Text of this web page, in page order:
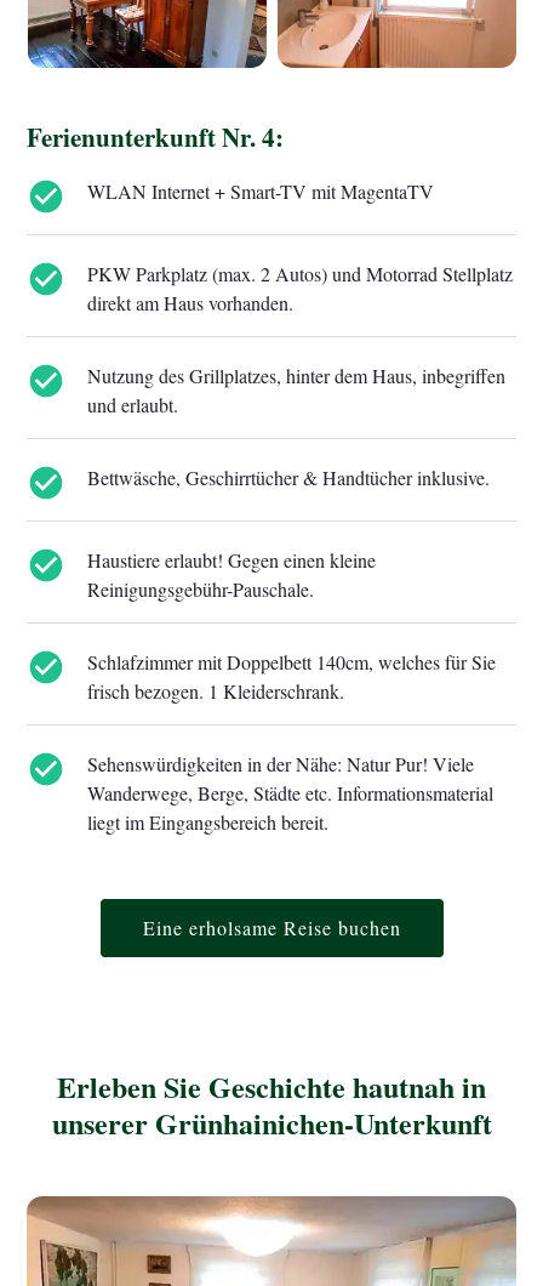
Ferienunterkunft Nr. 4:
WLAN Internet + Smart-TV mit MagentaTV
PKW Parkplatz (max. 2 Autos) und Motorrad Stellplatz
direkt am Haus vorhanden.
Nutzung des Grillplatzes, hinter dem Haus, inbegriffen
und erlaubt.
Bettwäsche, Geschirrtücher & Handtücher inklusive.
Haustiere erlaubt! Gegen einen kleine
Reinigungsgebühr-Pauschale.
Schlafzimmer mit Doppelbett 140cm, welches für Sie
frisch bezogen. 1 Kleiderschrank.
Sehenswürdigkeiten in der Nähe: Natur Pur! Viele
Wanderwege, Berge, Städte etc. Informationsmaterial
liegt im Eingangsbereich bereit.
Eine erholsame Reise buchen
Erleben Sie Geschichte hautnah in
unserer Grünhainichen-Unterkunft